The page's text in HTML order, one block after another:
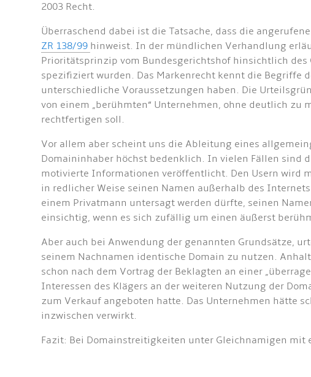
2003 Recht.
Überraschend dabei ist die Tatsache, dass die
ZR 138/99 hinweist. In der mündlichen Verhandlung
Prioritätsprinzip vom Bundesgerichtshof hinsichtlich des
spezifiziert wurden. Das Markenrecht kennt die Begriffe
unterschiedliche Voraussetzungen haben. Die
von einem „berühmten“ Unternehmen, ohne deutlich zu
rechtfertigen soll.
Vor allem aber scheint uns die Ableitung eines
Domaininhaber höchst bedenklich. In vielen Fällen sind
motivierte Informationen veröffentlicht. Den Usern wird
in redlicher Weise seinen Namen außerhalb des
einem Privatmann untersagt werden dürfte, seinen
einsichtig, wenn es sich zufällig um einen äußerst
Aber auch bei Anwendung der genannten Grundsätze,
seinem Nachnamen identische Domain zu nutzen.
schon nach dem Vortrag der Beklagten an einer
Interessen des Klägers an der weiteren Nutzung der
zum Verkauf angeboten hatte. Das Unternehmen hätte
inzwischen verwirkt.
Fazit: Bei Domainstreitigkeiten unter Gleichnamigen mit